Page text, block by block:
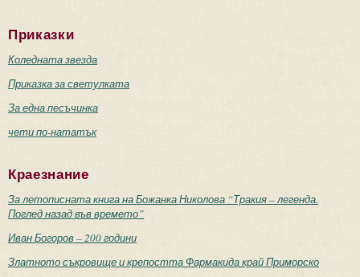
Приказки
Коледната звезда
Приказка за светулката
За една песъчинка
чети по-нататък
Краезнание
За летописната книга на Божанка Николова “Тракия – легенда.
Поглед назад във времето”
Иван Богоров – 200 години
Златното съкровище и крепостта Фармакида край Приморско